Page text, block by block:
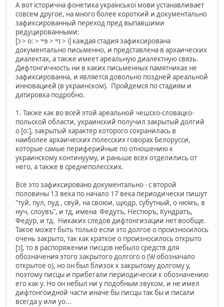
А вот історична фонетика української мови устанавливает
совсем другое, на много более короткий и документально
зафиксированный переход пред выпавшими
редуцированными:
[ɔ > o: > ʷɘ > ʷɪ > i] каждая стадия зафиксирована
документально письменно, и представлена в архаических
диалектах, а также имеет ареальную диалектную связь.
Дифтонгичность ни в каких письменных памятниках не
зафиксированна, и является довольно поздней ареальной
инновацией (в украинском). Пройдемся по стадиям и
датировка подробно.
1. Также как во всей этой ареальной чешско-словацко-
польской области, украинский получил закрытый долгий
о [o:], закрытый характер которого сохранилась в
наиболее архаических полесских говорах Белорусси,
которые самые периферийные по отношению к
украинскому континууму, и раньше всех отделились от
него, а также в среднеполесских.
Все это зафиксировано документально - с второй
половины 13 века по начало 17 века периодически пишут
"туй, пул, пуд , свуй, на своюи, щюдр, субутный, о нюмъ, в
нуч, слоувъ", и тд, имена Федутъ, Нестюръ, Кундратъ,
Федур, и тд. Никаких следов дифтонгизации нет вообще.
Такое может быть только если это долгое о произносилось
очень закрыто, так как краткое о произносилось открыто
[ɔ], то в распоряжении писцов небыло средств для
обозначения этого закрытого долгого о (Ѡ обозначало
открытое о), но он был близок к закрытому долгому у,
поэтому писцы и прибегали периодически к обозначению
его как у. Но он небыл ни у подобным звуком, и не имел
дифтонгоидной части иначе бы писцы так бы и писали
всегда у или уо...